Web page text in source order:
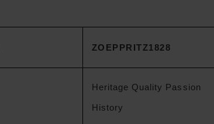
ZOEPPRITZ1828
Heritage Quality Passion
History